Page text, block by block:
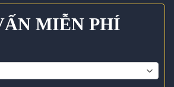
MIỄN PHÍ